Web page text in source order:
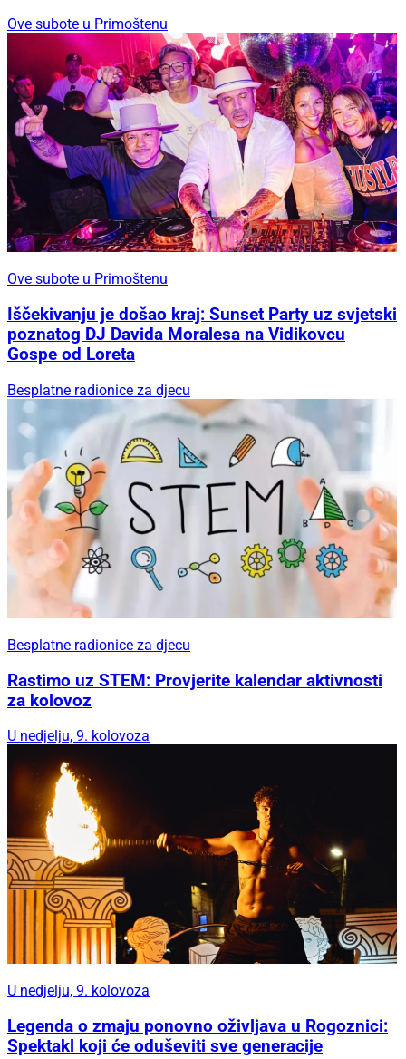
Ove subote u Primoštenu
Ove subote u Primoštenu
Iščekivanju je došao kraj: Sunset Party uz svjetski
poznatog DJ Davida Moralesa na Vidikovcu
Gospe od Loreta
Besplatne radionice za djecu
Besplatne radionice za djecu
Rastimo uz STEM: Provjerite kalendar aktivnosti
za kolovoz
U nedjelju, 9. kolovoza
U nedjelju, 9. kolovoza
Legenda o zmaju ponovno oživljava u Rogoznici:
Spektakl koji će oduševiti sve generacije